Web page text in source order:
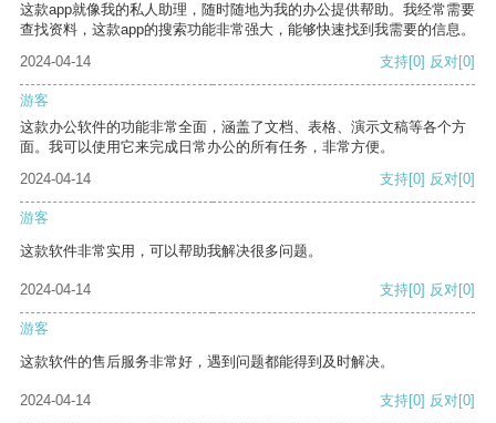
这款app就像我的私人助理，随时随地为我的办公提供帮助。我经常需要
查找资料，这款app的搜索功能非常强大，能够快速找到我需要的信息。
2024-04-14
支持[0] 反对[0]
游客
这款办公软件的功能非常全面，涵盖了文档、表格、演示文稿等各个方
面。我可以使用它来完成日常办公的所有任务，非常方便。
2024-04-14
支持[0] 反对[0]
游客
这款软件非常实用，可以帮助我解决很多问题。
2024-04-14 支持[0] 反对[0]
游客
这款软件的售后服务非常好，遇到问题都能得到及时解决。
2024-04-14 支持[0] 反对[0]